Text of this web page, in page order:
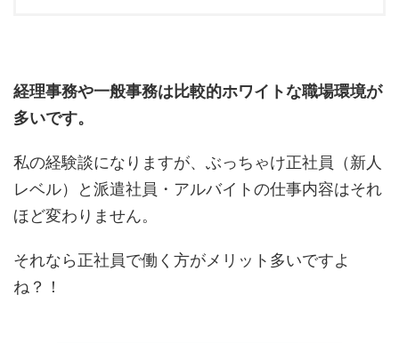
経理事務や一般事務は比較的ホワイトな職場環境が
多いです。
私の経験談になりますが、ぶっちゃけ正社員（新人
レベル）と派遣社員・アルバイトの仕事内容はそれ
ほど変わりません。
それなら正社員で働く方がメリット多いですよ
ね？！